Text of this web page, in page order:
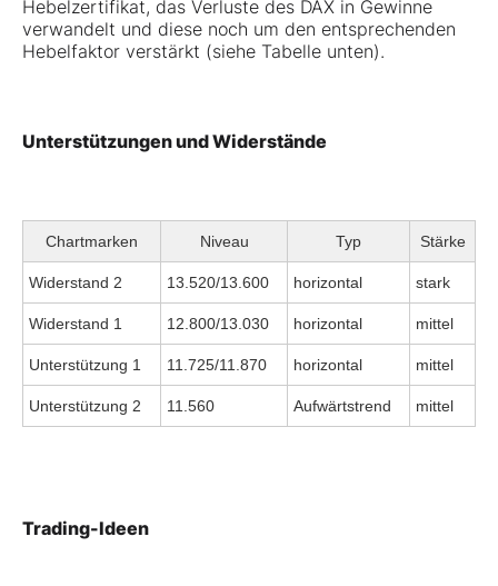
Hebelzertifikat, das Verluste des DAX in Gewinne
verwandelt und diese noch um den entsprechenden
Hebelfaktor verstärkt (siehe Tabelle unten).
Unterstützungen und Widerstände
Chartmarken Niveau Typ Stärke
Widerstand 2 13.520/13.600 horizontal stark
Widerstand 1 12.800/13.030 horizontal mittel
Unterstützung 1 11.725/11.870 horizontal mittel
Unterstützung 2 11.560 Aufwärtstrend mittel
Trading-Ideen